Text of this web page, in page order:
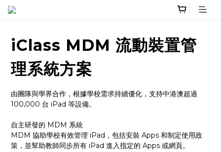
iClass MDM 流動裝置管
理系統方案
由團隊與學界合作，根據學校需求持續優化，支持中港澳超過
100,000 台 iPad 等設備。
自主研發的 MDM 系統
MDM 協助學校有效管理 iPad，包括安裝 Apps 和制定使用政
策，並幫助教師同步所有 iPad 進入指定的 Apps 或網頁。